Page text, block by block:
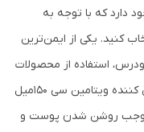
دارد که با توجه به
کنید. یکی از ایمن‌ترین
استفاده از محصولات
ویتامین C است. ژل لایه بردار فوری و روشن کننده ویتامین سی 150میل
موجب روشن شدن پوست و